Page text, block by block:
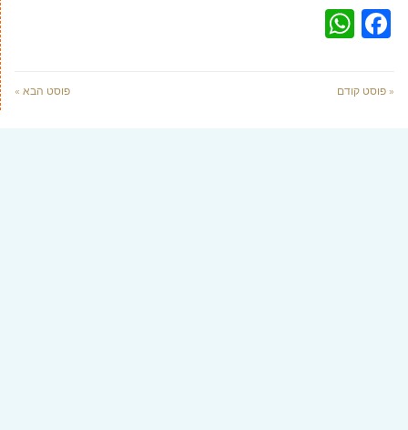
Facebook
« פוסט קודם פוסט הבא »